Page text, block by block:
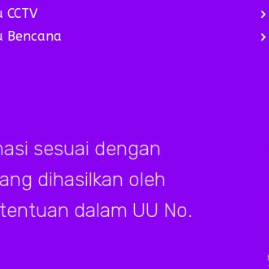
Bencana
sesuai dengan
dihasilkan oleh
dalam UU No.